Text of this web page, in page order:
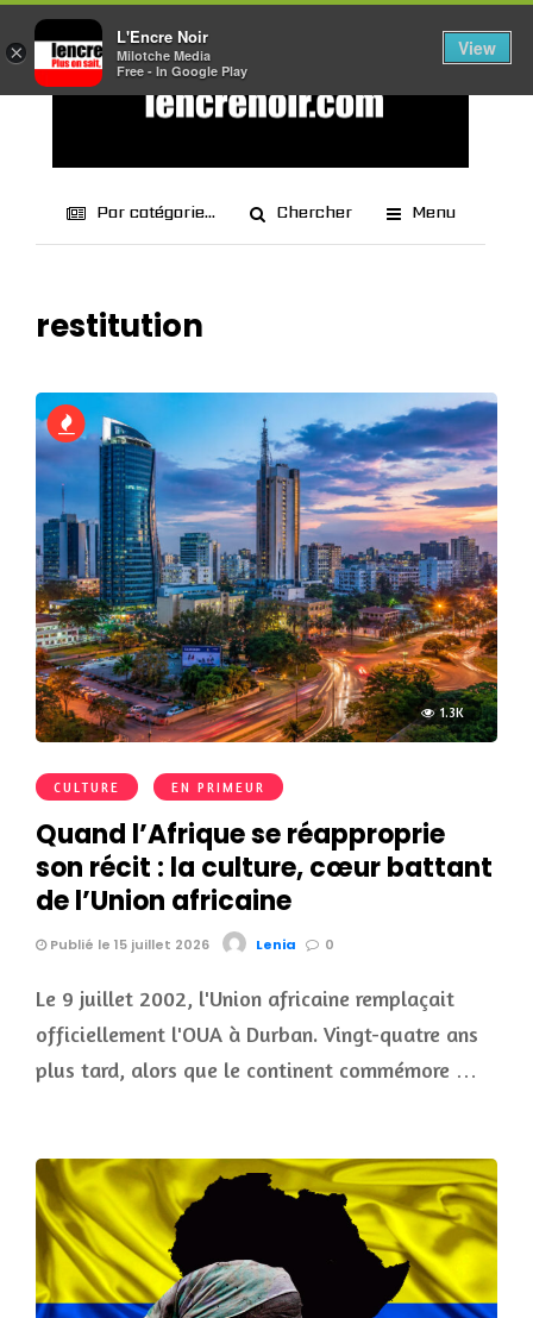
Par catégorie... Chercher Menu
restitution
1.3K
CULTURE EN PRIMEUR
Quand l’Afrique se réapproprie
son récit : la culture, cœur battant
de l’Union africaine
Publié le 15 juillet 2026 Lenia 0
Le 9 juillet 2002, l'Union africaine remplaçait
officiellement l'OUA à Durban. Vingt-quatre ans
plus tard, alors que le continent commémore …
×
L'Encre Noir
Milotche Media
Free - In Google Play
View